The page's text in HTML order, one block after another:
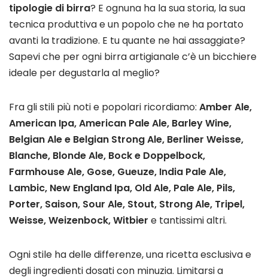
tipologie di birra? E ognuna ha la sua storia, la sua
tecnica produttiva e un popolo che ne ha portato
avanti la tradizione. E tu quante ne hai assaggiate?
Sapevi che per ogni birra artigianale c’è un bicchiere
ideale per degustarla al meglio?
Fra gli stili più noti e popolari ricordiamo: Amber Ale,
American Ipa, American Pale Ale, Barley Wine,
Belgian Ale e Belgian Strong Ale, Berliner Weisse,
Blanche, Blonde Ale, Bock e Doppelbock,
Farmhouse Ale, Gose, Gueuze, India Pale Ale,
Lambic, New England Ipa, Old Ale, Pale Ale, Pils,
Porter, Saison, Sour Ale, Stout, Strong Ale, Tripel,
Weisse, Weizenbock, Witbier e tantissimi altri.
Ogni stile ha delle differenze, una ricetta esclusiva e
degli ingredienti dosati con minuzia. Limitarsi a